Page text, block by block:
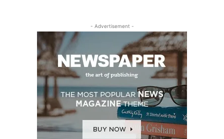
- Advertisement -